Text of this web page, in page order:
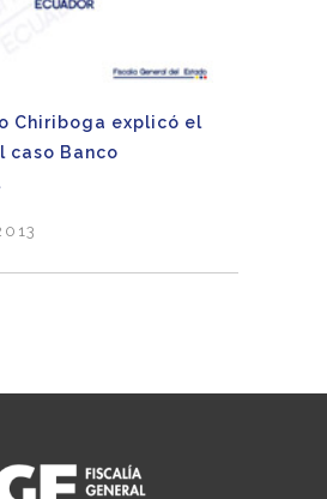
Chiriboga explicó el
caso Banco